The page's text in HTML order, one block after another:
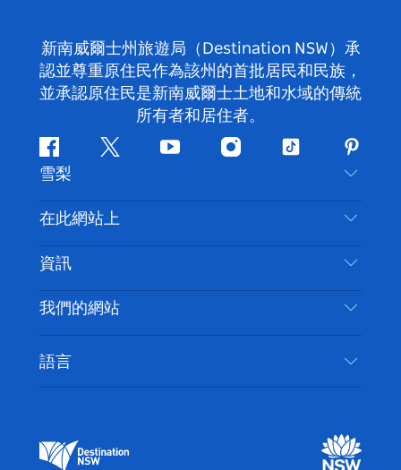
新南威爾士州旅遊局（Destination NSW）承
認並尊重原住民作為該州的首批居民和民族，
並承認原住民是新南威爾士土地和水域的傳統
所有者和居住者。
Facebook嘰
喳
喳
Youtube Instagram
抖
雪梨
聯絡我們
免責聲明
隱私
Cookie 通知
在此網站上
目的地
要做的事情
新南威爾士州公路旅行
活動
住宿
資訊
旅行資訊
無障礙雪梨
列出您的業務
我們的網站
語言